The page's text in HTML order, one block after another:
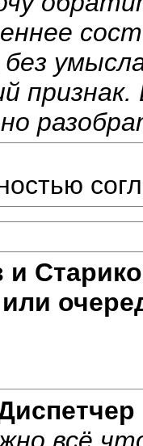
всё